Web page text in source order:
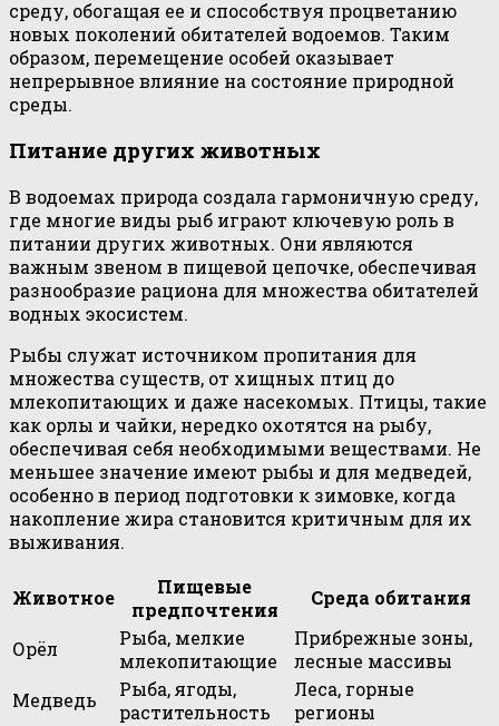
среду, обогащая ее и способствуя процветанию
новых поколений обитателей водоемов. Таким
образом, перемещение особей оказывает
непрерывное влияние на состояние природной
среды.
Питание других животных
В водоемах природа создала гармоничную среду,
где многие виды рыб играют ключевую роль в
питании других животных. Они являются
важным звеном в пищевой цепочке, обеспечивая
разнообразие рациона для множества обитателей
водных экосистем.
Рыбы служат источником пропитания для
множества существ, от хищных птиц до
млекопитающих и даже насекомых. Птицы, такие
как орлы и чайки, нередко охотятся на рыбу,
обеспечивая себя необходимыми веществами. Не
меньшее значение имеют рыбы и для медведей,
особенно в период подготовки к зимовке, когда
накопление жира становится критичным для их
выживания.
Животное
Пищевые
предпочтения
Среда обитания
Орёл
Рыба, мелкие
млекопитающие
Прибрежные зоны,
лесные массивы
Медведь
Рыба, ягоды,
растительность
Леса, горные
регионы